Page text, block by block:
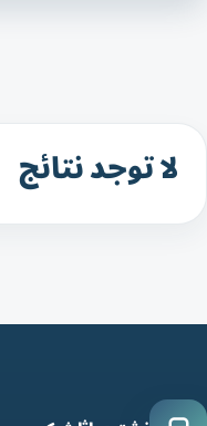
لا توجد نتائج